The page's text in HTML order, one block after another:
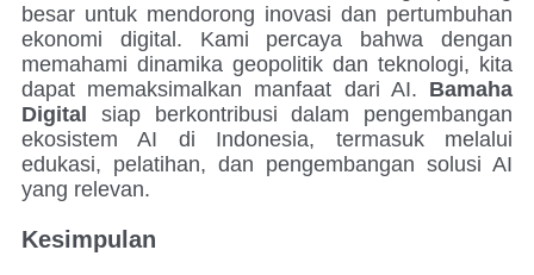
besar untuk mendorong inovasi dan pertumbuhan
ekonomi digital. Kami percaya bahwa dengan
memahami dinamika geopolitik dan teknologi, kita
dapat memaksimalkan manfaat dari AI. Bamaha
Digital siap berkontribusi dalam pengembangan
ekosistem AI di Indonesia, termasuk melalui
edukasi, pelatihan, dan pengembangan solusi AI
yang relevan.
Kesimpulan